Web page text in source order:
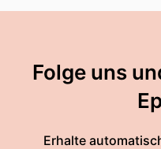
Folge uns
Erhalte